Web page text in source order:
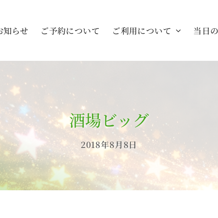
知らせ ご予約について ご利用について 当日
酒場ビッグ
2018年8月8日